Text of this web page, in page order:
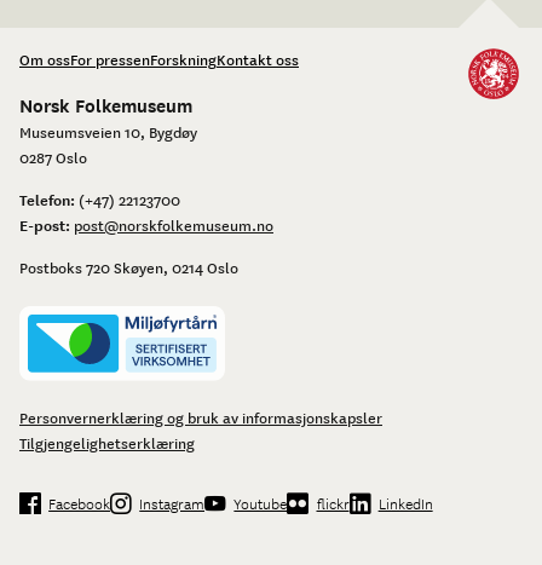
Om ossFor pressenForskningKontakt oss
Norsk Folkemuseum
Museumsveien 10, Bygdøy
0287 Oslo
Telefon: (+47) 22123700
E-post: post@norskfolkemuseum.no
Postboks 720 Skøyen, 0214 Oslo
Personvernerklæring og bruk av informasjonskapsler
Tilgjengelighetserklæring
Facebook Instagram Youtube flickr LinkedIn